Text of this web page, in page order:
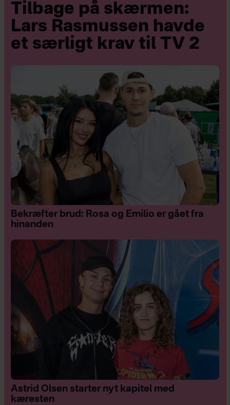
Tilbage på skærmen:
Lars Rasmussen havde
et særligt krav til TV 2
Bekræfter brud: Rosa og Emilio er gået fra
hinanden
Astrid Olsen starter nyt kapitel med
kæresten